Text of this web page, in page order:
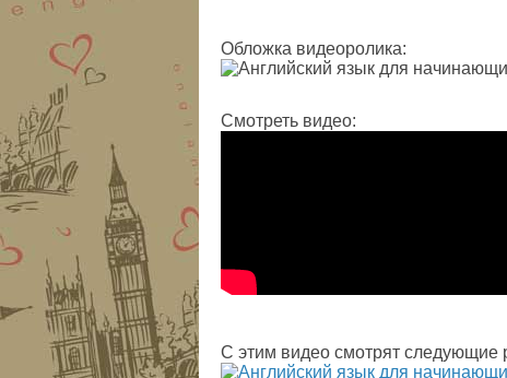
Обложка видеоролика:
Смотреть видео:
С этим видео смотрят следующие